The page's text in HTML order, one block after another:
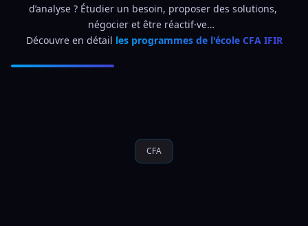
d’analyse ? Étudier un besoin, proposer des solutions,
négocier et être réactif·ve…
Découvre en détail les programmes de l'école CFA IFIR
CFA